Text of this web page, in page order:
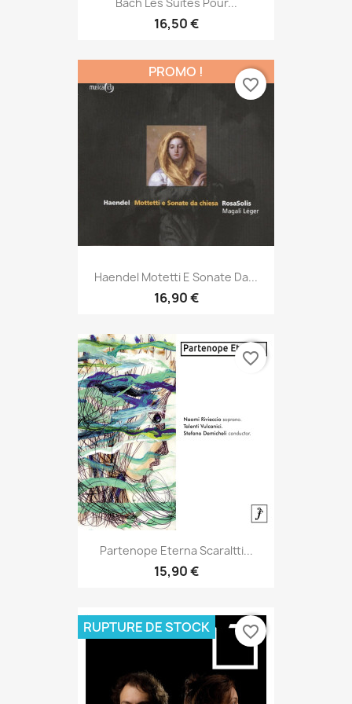
16,50 €
Haendel Motetti E Sonate Da...
16,90 €
PROMO !
favorite_border
Partenope Eterna Scaraltti...
15,90 €
favorite_border
RUPTURE DE STOCK favorite_border